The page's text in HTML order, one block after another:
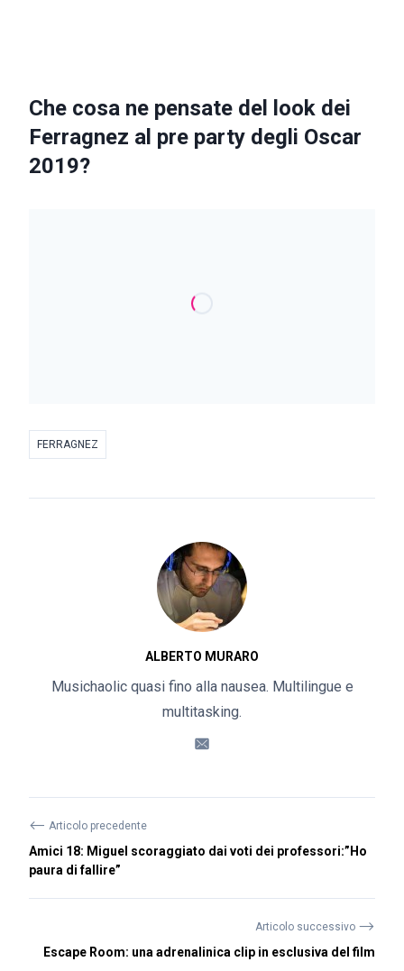
Che cosa ne pensate del look dei
Ferragnez al pre party degli Oscar
2019?
FERRAGNEZ
ALBERTO MURARO
Musichaolic quasi fino alla nausea. Multilingue e
multitasking.
⟵ Articolo precedente
Amici 18: Miguel scoraggiato dai voti dei professori:”Ho
paura di fallire”
Articolo successivo ⟶
Escape Room: una adrenalinica clip in esclusiva del film